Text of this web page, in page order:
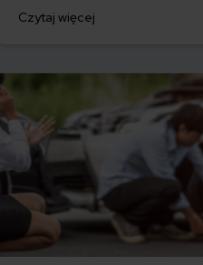
Sprawdź, czy należy Ci się
Czytaj więcej